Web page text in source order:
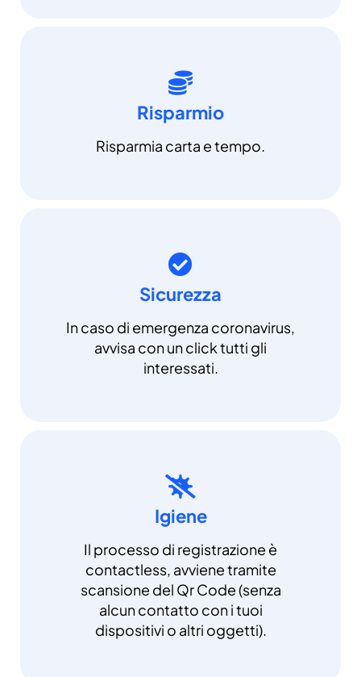
Risparmio
Risparmia carta e tempo.
Sicurezza
In caso di emergenza coronavirus,
avvisa con un click tutti gli
interessati.
Igiene
Il processo di registrazione è
contactless, avviene tramite
scansione del Qr Code (senza
alcun contatto con i tuoi
dispositivi o altri oggetti).